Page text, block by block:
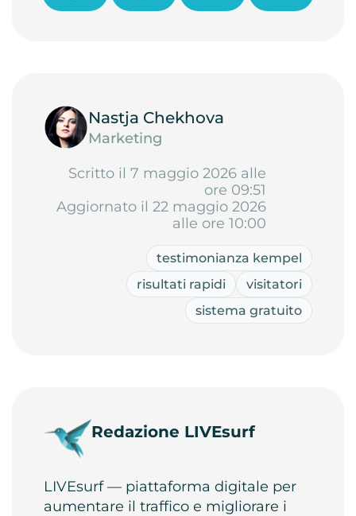
Nastja Chekhova
Marketing
Scritto il 7 maggio 2026 alle
ore 09:51
Aggiornato il 22 maggio 2026
alle ore 10:00
testimonianza kempel
risultati rapidi
visitatori
sistema gratuito
Redazione LIVEsurf
LIVEsurf — piattaforma digitale per
aumentare il traffico e migliorare i